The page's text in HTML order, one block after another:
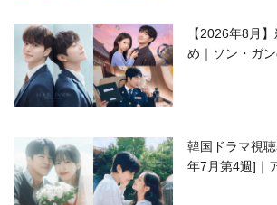
【2026年8月
め｜ソン・ガ
韓国ドラマ視
年7月第4週]｜